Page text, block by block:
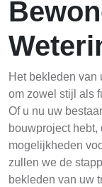
Het bekleden van
om zowel stijl als
Of u nu uw
bouwproject
mogelijkheden
zullen we de
bekleden van uw